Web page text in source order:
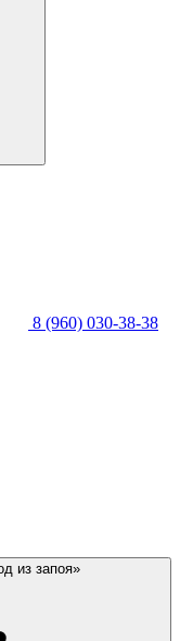
8 (960) 030-38-38
из запоя»